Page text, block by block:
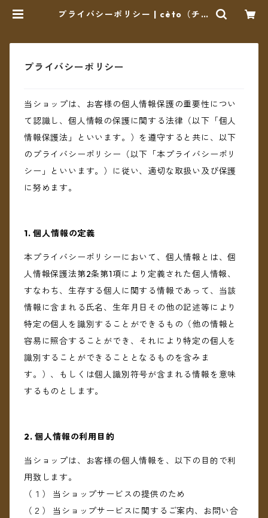
プライバシーポリシー | cèto（チェ
プライバシーポリシー
当ショップは、お客様の個人情報保護の重要性につい
て認識し、個人情報の保護に関する法律（以下「個人
情報保護法」といいます。）を遵守すると共に、以下
のプライバシーポリシー（以下「本プライバシーポリ
シー」といいます。）に従い、適切な取扱い及び保護
に努めます。
1. 個人情報の定義
本プライバシーポリシーにおいて、個人情報とは、個
人情報保護法第2条第1項により定義された個人情報、
すなわち、生存する個人に関する情報であって、当該
情報に含まれる氏名、生年月日その他の記述等により
特定の個人を識別することができるもの（他の情報と
容易に照合することができ、それにより特定の個人を
識別することができることとなるものを含みま
す。）、もしくは個人識別符号が含まれる情報を意味
するものとします。
2. 個人情報の利用目的
当ショップは、お客様の個人情報を、以下の目的で利
用致します。
（１） 当ショップサービスの提供のため
（２） 当ショップサービスに関するご案内、お問い合